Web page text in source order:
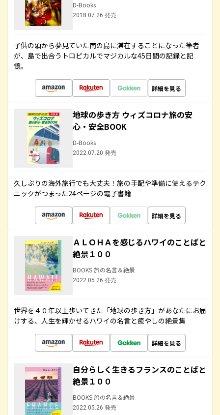
D-Books
2018.07.26 発売
子供の頃から夢見ていた南の島に滞在することになった筆者
が、島で出合うトロピカルでマジカルな45日間の記録と記
憶。
詳細を見る
地球の歩き方 ウィズコロナ旅の安
心・安全BOOK
D-Books
2022.07.20 発売
久しぶりの海外旅行でも大丈夫！旅の手配や準備に使えるテク
ニックがつまった24ページの電子書籍
詳細を見る
ＡＬＯＨＡを感じるハワイのことばと
絶景１００
BOOKS 旅の名言＆絶景
2022.05.26 発売
世界を４０年以上歩いてきた「地球の歩き方」があなたにお届
けする、人生を輝かせるハワイの名言と癒やしの絶景集
詳細を見る
自分らしく生きるフランスのことばと
絶景１００
BOOKS 旅の名言＆絶景
2022.05.26 発売